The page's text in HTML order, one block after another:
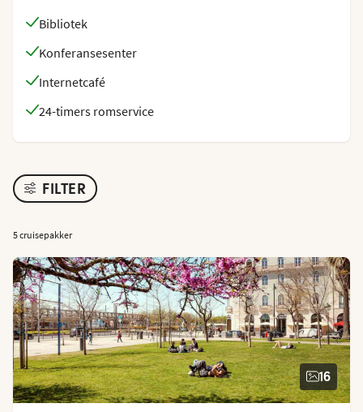
Bibliotek
Konferansesenter
Internetcafé
24-timers romservice
FILTER
5 cruisepakker
16